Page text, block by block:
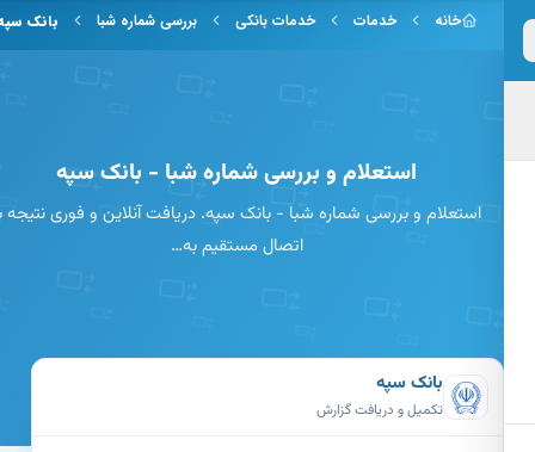
به محتوای اصلی
خانه خدمات خدمات بانکی بررسی شماره شبا بانک سپه
استعلام و بررسی شماره شبا - بانک سپه
استعلام و بررسی شماره شبا - بانک سپه. دریافت آنلاین و فوری نتیجه با
اتصال مستقیم به…
بانک سپه
تکمیل و دریافت گزارش